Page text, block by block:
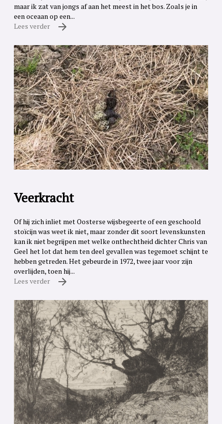
maar ik zat van jongs af aan het meest in het bos. Zoals je in
een oceaan op een...
Lees verder
Veerkracht
Of hij zich inliet met Oosterse wijsbegeerte of een geschoold
stoïcijn was weet ik niet, maar zonder dit soort levenskunsten
kan ik niet begrijpen met welke onthechtheid dichter Chris van
Geel het lot dat hem ten deel gevallen was tegemoet schijnt te
hebben getreden. Het gebeurde in 1972, twee jaar voor zijn
overlijden, toen hij...
Lees verder